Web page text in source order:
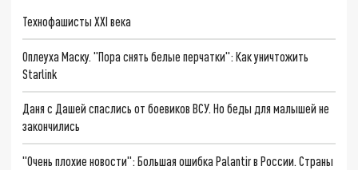
Технофашисты XXI века
Оплеуха Маску. "Пора снять белые перчатки": Как уничтожить
Starlink
Даня с Дашей спаслись от боевиков ВСУ. Но беды для малышей не
закончились
"Очень плохие новости": Большая ошибка Palantir в России. Страны